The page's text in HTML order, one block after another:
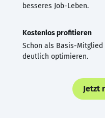
besseres Job-Leben.
Kostenlos profitieren
Schon als Basis-Mitglied
deutlich optimieren.
Jetzt